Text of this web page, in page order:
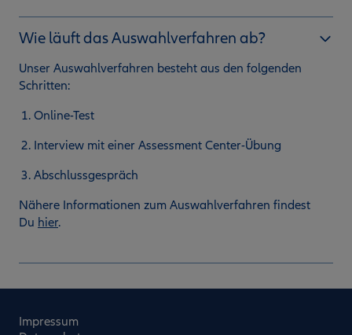
Wie läuft das Auswahlverfahren ab?
Unser Auswahlverfahren besteht aus den folgenden
Schritten:
Online-Test
Interview mit einer Assessment Center-Übung
Abschlussgespräch
Nähere Informationen zum Auswahlverfahren findest
Du hier.
Impressum